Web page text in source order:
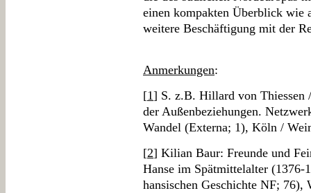
einen kompakten Überblick wie
weitere Beschäftigung mit der
Anmerkungen:
[1] S. z.B. Hillard von Thiessen
der Außenbeziehungen.
Wandel (Externa; 1), Köln /
[2] Kilian Baur: Freunde und
Hanse im Spätmittelalter (1376-
hansischen Geschichte NF;